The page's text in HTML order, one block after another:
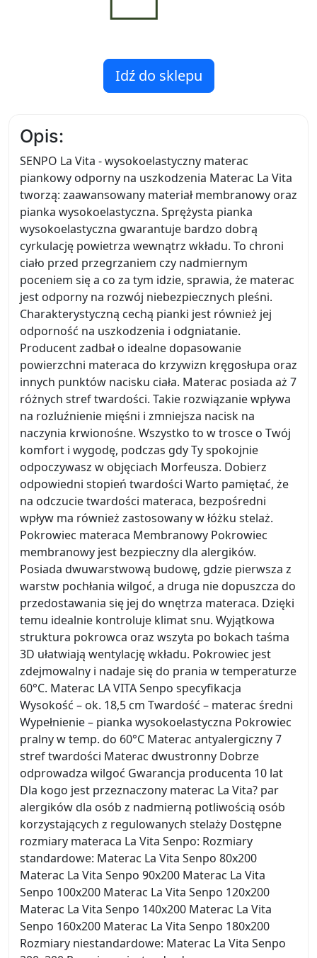
Idź do sklepu
Opis:
SENPO La Vita - wysokoelastyczny materac
piankowy odporny na uszkodzenia Materac La Vita
tworzą: zaawansowany materiał membranowy oraz
pianka wysokoelastyczna. Sprężysta pianka
wysokoelastyczna gwarantuje bardzo dobrą
cyrkulację powietrza wewnątrz wkładu. To chroni
ciało przed przegrzaniem czy nadmiernym
poceniem się a co za tym idzie, sprawia, że materac
jest odporny na rozwój niebezpiecznych pleśni.
Charakterystyczną cechą pianki jest również jej
odporność na uszkodzenia i odgniatanie.
Producent zadbał o idealne dopasowanie
powierzchni materaca do krzywizn kręgosłupa oraz
innych punktów nacisku ciała. Materac posiada aż 7
różnych stref twardości. Takie rozwiązanie wpływa
na rozluźnienie mięśni i zmniejsza nacisk na
naczynia krwionośne. Wszystko to w trosce o Twój
komfort i wygodę, podczas gdy Ty spokojnie
odpoczywasz w objęciach Morfeusza. Dobierz
odpowiedni stopień twardości Warto pamiętać, że
na odczucie twardości materaca, bezpośredni
wpływ ma również zastosowany w łóżku stelaż.
Pokrowiec materaca Membranowy Pokrowiec
membranowy jest bezpieczny dla alergików.
Posiada dwuwarstwową budowę, gdzie pierwsza z
warstw pochłania wilgoć, a druga nie dopuszcza do
przedostawania się jej do wnętrza materaca. Dzięki
temu idealnie kontroluje klimat snu. Wyjątkowa
struktura pokrowca oraz wszyta po bokach taśma
3D ułatwiają wentylację wkładu. Pokrowiec jest
zdejmowalny i nadaje się do prania w temperaturze
60°C. Materac LA VITA Senpo specyfikacja
Wysokość – ok. 18,5 cm Twardość – materac średni
Wypełnienie – pianka wysokoelastyczna Pokrowiec
pralny w temp. do 60°C Materac antyalergiczny 7
stref twardości Materac dwustronny Dobrze
odprowadza wilgoć Gwarancja producenta 10 lat
Dla kogo jest przeznaczony materac La Vita? par
alergików dla osób z nadmierną potliwością osób
korzystających z regulowanych stelaży Dostępne
rozmiary materaca La Vita Senpo: Rozmiary
standardowe: Materac La Vita Senpo 80x200
Materac La Vita Senpo 90x200 Materac La Vita
Senpo 100x200 Materac La Vita Senpo 120x200
Materac La Vita Senpo 140x200 Materac La Vita
Senpo 160x200 Materac La Vita Senpo 180x200
Rozmiary niestandardowe: Materac La Vita Senpo